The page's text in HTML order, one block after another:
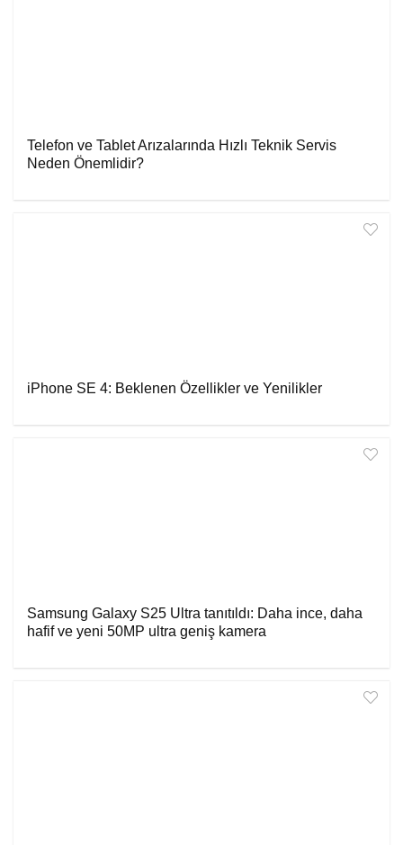
Telefon ve Tablet Arızalarında Hızlı Teknik Servis
Neden Önemlidir?
iPhone SE 4: Beklenen Özellikler ve Yenilikler
Samsung Galaxy S25 Ultra tanıtıldı: Daha ince, daha
hafif ve yeni 50MP ultra geniş kamera